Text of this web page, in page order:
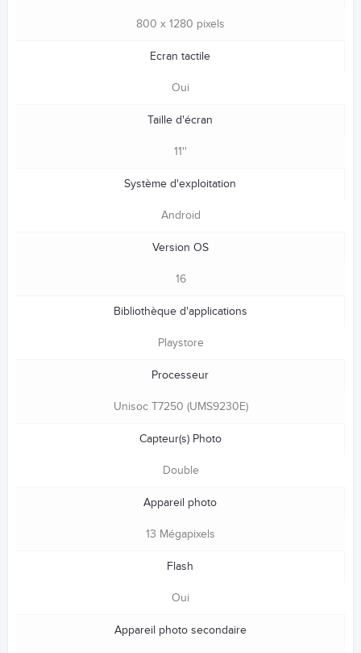
800 x 1280 pixels
Ecran tactile
Oui
Taille d'écran
11''
Système d'exploitation
Android
Version OS
16
Bibliothèque d'applications
Playstore
Processeur
Unisoc T7250 (UMS9230E)
Capteur(s) Photo
Double
Appareil photo
13 Mégapixels
Flash
Oui
Appareil photo secondaire